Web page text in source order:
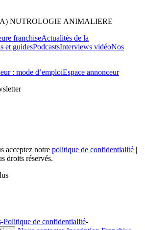
NUTROLOGIE ANIMALIERE
franchiseActualités de la
et guidesPodcastsInterviews vidéoNos
: mode d’emploiEspace annonceur
acceptez notre politique de confidentialité |
droits réservés.
-Politique de confidentialité-